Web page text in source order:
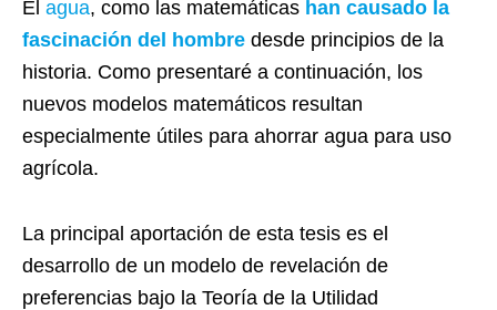
El agua, como las matemáticas han causado la
fascinación del hombre desde principios de la
historia. Como presentaré a continuación, los
nuevos modelos matemáticos resultan
especialmente útiles para ahorrar agua para uso
agrícola.
La principal aportación de esta tesis es el
desarrollo de un modelo de revelación de
preferencias bajo la Teoría de la Utilidad